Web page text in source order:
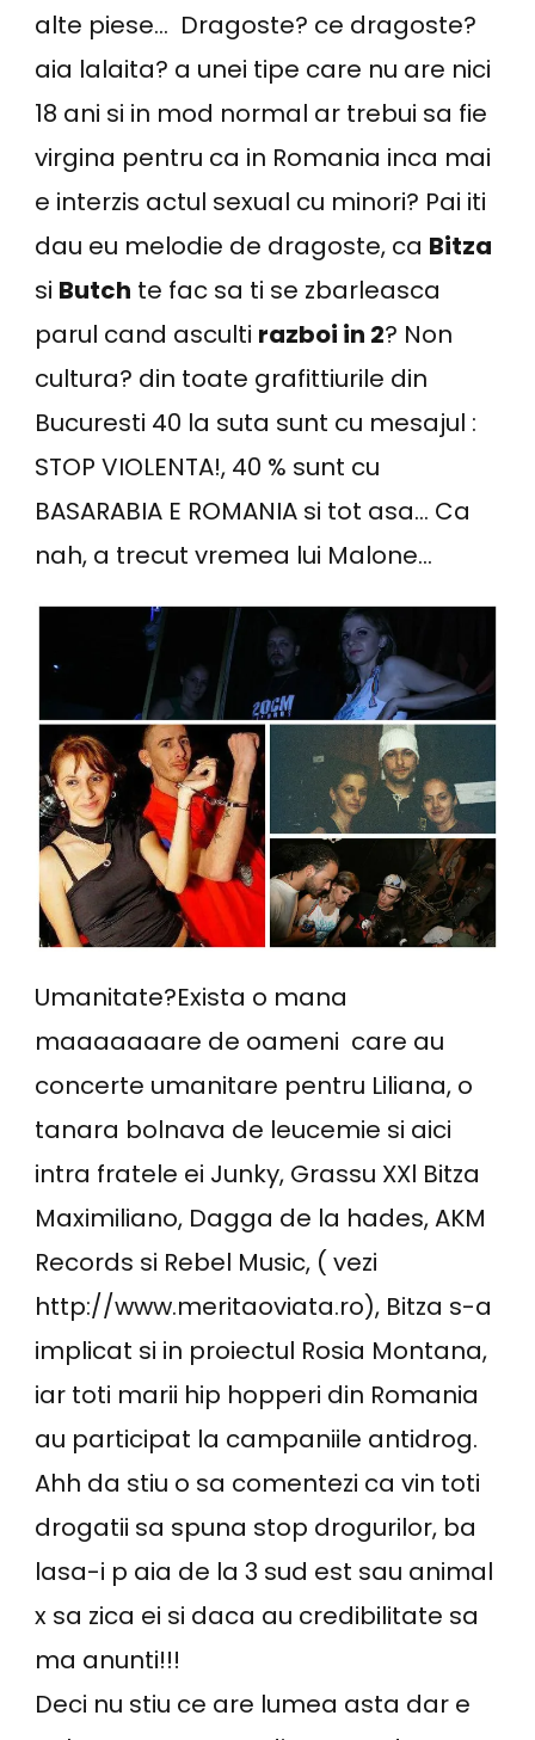
alte piese… Dragoste? ce dragoste?
aia lalaita? a unei tipe care nu are nici
18 ani si in mod normal ar trebui sa fie
virgina pentru ca in Romania inca mai
e interzis actul sexual cu minori? Pai iti
dau eu melodie de dragoste, ca Bitza
si Butch te fac sa ti se zbarleasca
parul cand asculti razboi in 2? Non
cultura? din toate grafittiurile din
Bucuresti 40 la suta sunt cu mesajul :
STOP VIOLENTA!, 40 % sunt cu
BASARABIA E ROMANIA si tot asa… Ca
nah, a trecut vremea lui Malone…
Umanitate?Exista o mana
maaaaaaare de oameni care au
concerte umanitare pentru Liliana, o
tanara bolnava de leucemie si aici
intra fratele ei Junky, Grassu XXl Bitza
Maximiliano, Dagga de la hades, AKM
Records si Rebel Music, ( vezi
http://www.meritaoviata.ro), Bitza s-a
implicat si in proiectul Rosia Montana,
iar toti marii hip hopperi din Romania
au participat la campaniile antidrog.
Ahh da stiu o sa comentezi ca vin toti
drogatii sa spuna stop drogurilor, ba
lasa-i p aia de la 3 sud est sau animal
x sa zica ei si daca au credibilitate sa
ma anunti!!!
Deci nu stiu ce are lumea asta dar e